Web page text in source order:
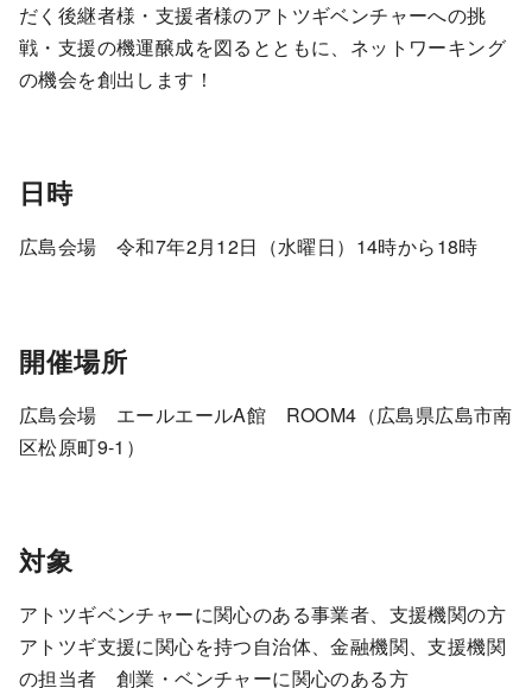
だく後継者様・支援者様のアトツギベンチャーへの挑
戦・支援の機運醸成を図るとともに、ネットワーキング
の機会を創出します！
日時
広島会場 令和7年2月12日（水曜日）14時から18時
開催場所
広島会場 エールエールA館 ROOM4（広島県広島市南
区松原町9-1）
対象
アトツギベンチャーに関心のある事業者、支援機関の方
アトツギ支援に関心を持つ自治体、金融機関、支援機関
の担当者 創業・ベンチャーに関心のある方